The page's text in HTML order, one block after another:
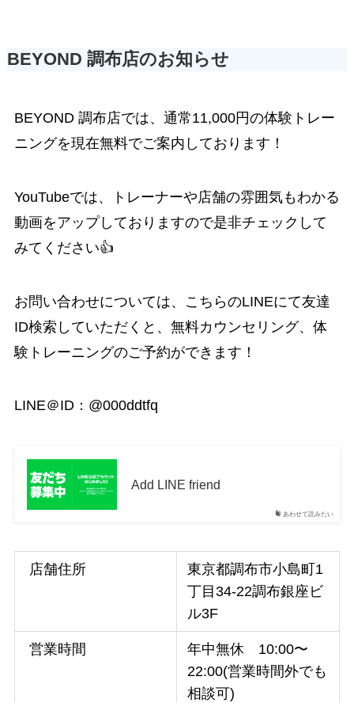
BEYOND 調布店のお知らせ
BEYOND 調布店では、通常11,000円の体験トレー
ニングを現在無料でご案内しております！
YouTubeでは、トレーナーや店舗の雰囲気もわかる
動画をアップしておりますので是非チェックして
みてください👍
お問い合わせについては、こちらのLINEにて友達
ID検索していただくと、無料カウンセリング、体
験トレーニングのご予約ができます！
LINE＠ID： @000ddtfq
あわせて読みたい
Add LINE friend
店舗住所
東京都調布市小島町1
丁目34-22調布銀座ビ
ル3F
営業時間
年中無休 10:00〜
22:00(営業時間外でも
相談可)